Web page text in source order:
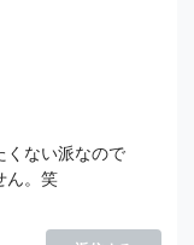
くない派なので
ん。笑